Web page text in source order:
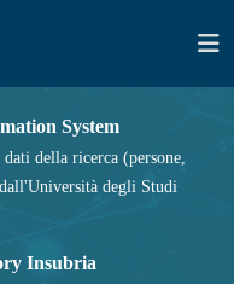
System
della ricerca (persone,
degli Studi
Insubria